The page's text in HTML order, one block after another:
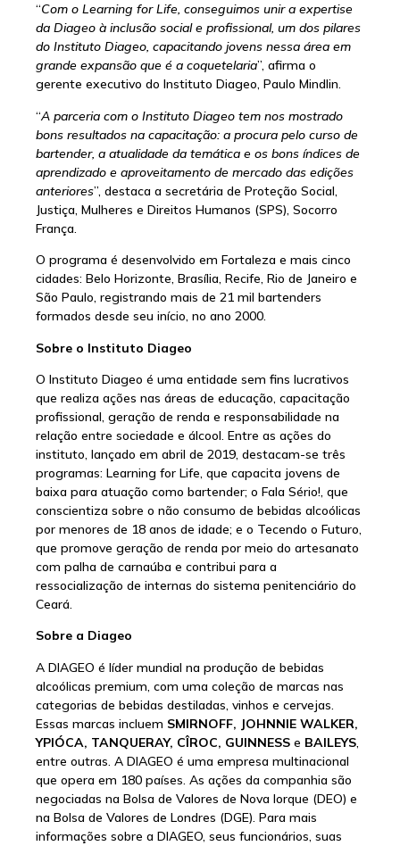
“Com o Learning for Life, conseguimos unir a expertise
da Diageo à inclusão social e profissional, um dos pilares
do Instituto Diageo, capacitando jovens nessa área em
grande expansão que é a coquetelaria”, afirma o
gerente executivo do Instituto Diageo, Paulo Mindlin.
“A parceria com o Instituto Diageo tem nos mostrado
bons resultados na capacitação: a procura pelo curso de
bartender, a atualidade da temática e os bons índices de
aprendizado e aproveitamento de mercado das edições
anteriores”, destaca a secretária de Proteção Social,
Justiça, Mulheres e Direitos Humanos (SPS), Socorro
França.
O programa é desenvolvido em Fortaleza e mais cinco
cidades: Belo Horizonte, Brasília, Recife, Rio de Janeiro e
São Paulo, registrando mais de 21 mil bartenders
formados desde seu início, no ano 2000.
Sobre o Instituto Diageo
O Instituto Diageo é uma entidade sem fins lucrativos
que realiza ações nas áreas de educação, capacitação
profissional, geração de renda e responsabilidade na
relação entre sociedade e álcool. Entre as ações do
instituto, lançado em abril de 2019, destacam-se três
programas: Learning for Life, que capacita jovens de
baixa para atuação como bartender; o Fala Sério!, que
conscientiza sobre o não consumo de bebidas alcoólicas
por menores de 18 anos de idade; e o Tecendo o Futuro,
que promove geração de renda por meio do artesanato
com palha de carnaúba e contribui para a
ressocialização de internas do sistema penitenciário do
Ceará.
Sobre a Diageo
A DIAGEO é líder mundial na produção de bebidas
alcoólicas premium, com uma coleção de marcas nas
categorias de bebidas destiladas, vinhos e cervejas.
Essas marcas incluem SMIRNOFF, JOHNNIE WALKER,
YPIÓCA, TANQUERAY, CÎROC, GUINNESS e BAILEYS,
entre outras. A DIAGEO é uma empresa multinacional
que opera em 180 países. As ações da companhia são
negociadas na Bolsa de Valores de Nova Iorque (DEO) e
na Bolsa de Valores de Londres (DGE). Para mais
informações sobre a DIAGEO, seus funcionários, suas